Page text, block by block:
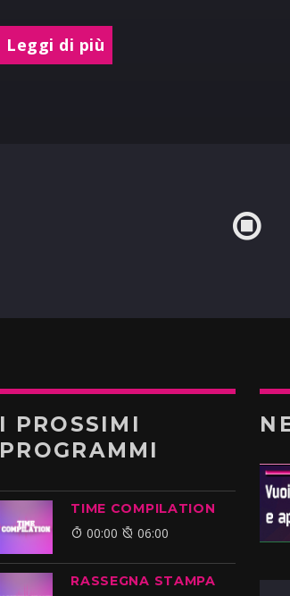
Leggi di più
I PROSSIMI
PROGRAMMI
TIME COMPILATION
00:00 06:00
RASSEGNA STAMPA